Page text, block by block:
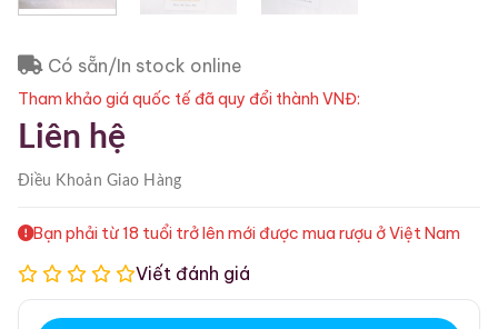
Có sẵn/In stock online
Tham khảo giá quốc tế đã quy đổi thành VNĐ:
Liên hệ
Điều KhoảnGiao Hàng
Bạn phải từ 18 tuổi trở lên mới được mua rượu ở Việt Nam
Viết đánh giá